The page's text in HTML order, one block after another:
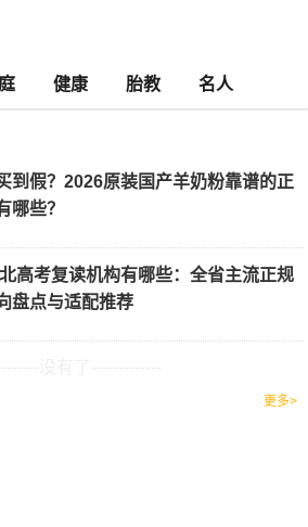
健康 胎教 名人
到假？2026原装国产羊奶粉靠谱的正
哪些？
高考复读机构有哪些：全省主流正规
盘点与适配推荐
更多>